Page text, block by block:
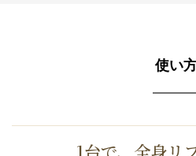
使い
1台で、全⾝リ